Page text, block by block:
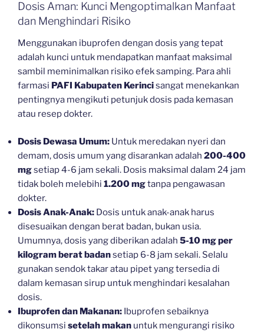
Dosis Aman: Kunci Mengoptimalkan Manfaat
dan Menghindari Risiko
Menggunakan ibuprofen dengan dosis yang tepat
adalah kunci untuk mendapatkan manfaat maksimal
sambil meminimalkan risiko efek samping. Para ahli
farmasi PAFI Kabupaten Kerincisangat menekankan
pentingnya mengikuti petunjuk dosis pada kemasan
atau resep dokter.
Dosis Dewasa Umum: Untuk meredakan nyeri dan
demam, dosis umum yang disarankan adalah 200-400
mgsetiap 4-6 jam sekali. Dosis maksimal dalam 24 jam
tidak boleh melebihi 1.200 mgtanpa pengawasan
dokter.
Dosis Anak-Anak: Dosis untuk anak-anak harus
disesuaikan dengan berat badan, bukan usia.
Umumnya, dosis yang diberikan adalah 5-10 mg per
kilogram berat badansetiap 6-8 jam sekali. Selalu
gunakan sendok takar atau pipet yang tersedia di
dalam kemasan sirup untuk menghindari kesalahan
dosis.
Ibuprofen dan Makanan: Ibuprofen sebaiknya
dikonsumsi setelah makan untuk mengurangi risiko